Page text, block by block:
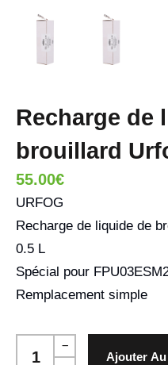
Recharge de
brouillard
55.00€
URFOG
Recharge de liquide de
0.5 L
Spécial pour
Remplacement simple
Ajouter Au